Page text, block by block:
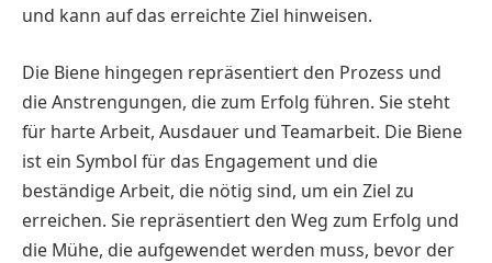
und kann auf das erreichte Ziel hinweisen.
Die Biene hingegen repräsentiert den Prozess und
die Anstrengungen, die zum Erfolg führen. Sie steht
für harte Arbeit, Ausdauer und Teamarbeit. Die Biene
ist ein Symbol für das Engagement und die
beständige Arbeit, die nötig sind, um ein Ziel zu
erreichen. Sie repräsentiert den Weg zum Erfolg und
die Mühe, die aufgewendet werden muss, bevor der